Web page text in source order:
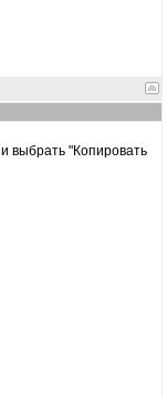
выбрать "Копировать